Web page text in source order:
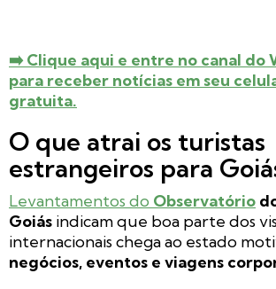
➡️ Clique aqui e entre no canal do
para receber notícias em seu
gratuita.
O que atrai os turistas
estrangeiros para
Levantamentos do Observatório
Goiás indicam que boa parte dos
internacionais chega ao estado
negócios, eventos e viagens